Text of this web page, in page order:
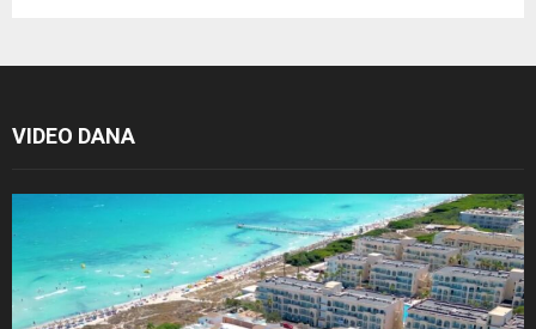
VIDEO DANA